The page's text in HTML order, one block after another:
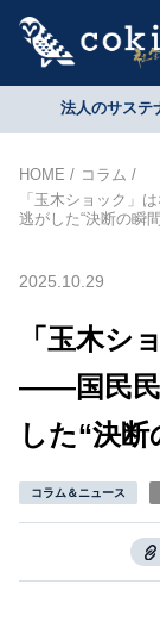
法人のサステ
HOME
コラム
「玉木ショック」
逃がした“決断の瞬
2025.10.29
「玉木シ
――国民民
した“決断
コラム＆ニュース